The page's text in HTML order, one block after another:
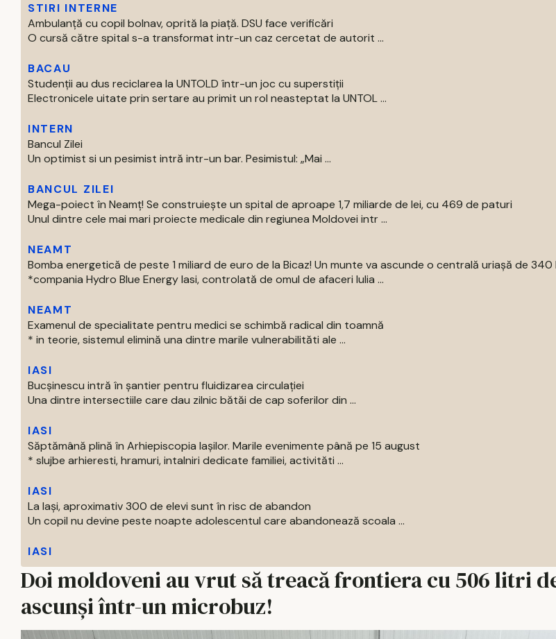
STIRI INTERNE
Ambulanță cu copil bolnav, oprită la piață. DSU face verificări
O cursă către spital s-a transformat intr-un caz cercetat de autorit ...
BACAU
Studenții au dus reciclarea la UNTOLD într-un joc cu superstiții
Electronicele uitate prin sertare au primit un rol neasteptat la UNTOL ...
INTERN
Bancul Zilei
Un optimist si un pesimist intră intr-un bar. Pesimistul: „Mai ...
BANCUL ZILEI
Mega-poiect în Neamț! Se construiește un spital de aproape 1,7 miliarde de lei, cu 469 de paturi
Unul dintre cele mai mari proiecte medicale din regiunea Moldovei intr ...
NEAMT
Bomba energetică de peste 1 miliard de euro de la Bicaz! Un munte va ascunde o centrală uriașă de 340
*compania Hydro Blue Energy Iasi, controlată de omul de afaceri Iulia ...
NEAMT
Examenul de specialitate pentru medici se schimbă radical din toamnă
* in teorie, sistemul elimină una dintre marile vulnerabilităti ale ...
IASI
Bucșinescu intră în șantier pentru fluidizarea circulației
Una dintre intersectiile care dau zilnic bătăi de cap soferilor din ...
IASI
Săptămână plină în Arhiepiscopia Iașilor. Marile evenimente până pe 15 august
* slujbe arhieresti, hramuri, intalniri dedicate familiei, activităti ...
IASI
La Iași, aproximativ 300 de elevi sunt în risc de abandon
Un copil nu devine peste noapte adolescentul care abandonează scoala ...
IASI
Doi moldoveni au vrut să treacă frontiera cu 506 litri
ascunși într-un microbuz!